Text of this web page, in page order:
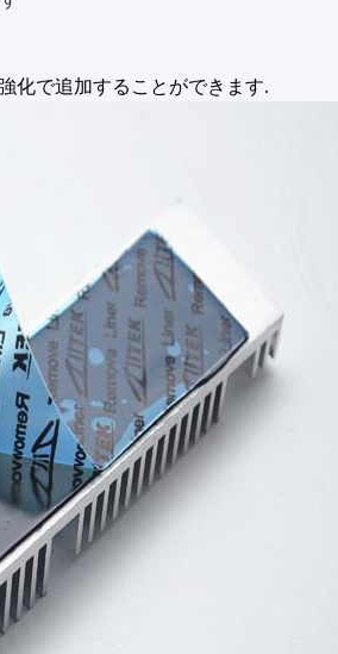
化で追加することができます.